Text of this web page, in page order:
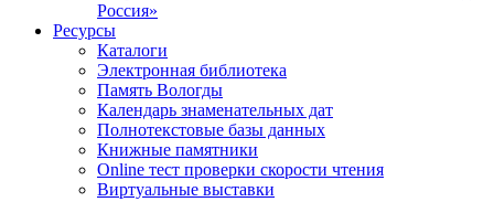
Россия»
Ресурсы
Каталоги
Электронная библиотека
Память Вологды
Календарь знаменательных дат
Полнотекстовые базы данных
Книжные памятники
Online тест проверки скорости чтения
Виртуальные выставки